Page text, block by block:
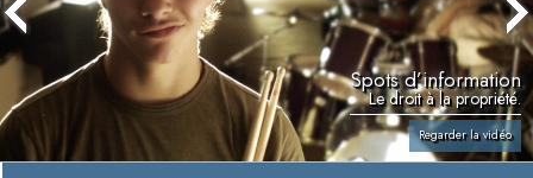
Spots d’information
Le droit à la propriété.
Regarder la vidéo